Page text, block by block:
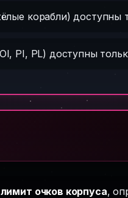
корабли) доступны
PI, PL) доступны
лимит очков корпуса,